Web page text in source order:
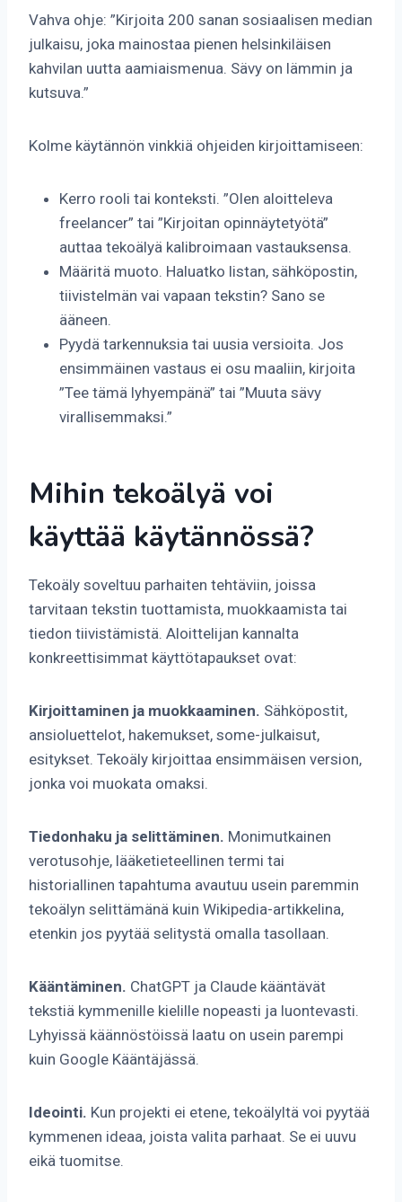
Vahva ohje: ”Kirjoita 200 sanan sosiaalisen median
julkaisu, joka mainostaa pienen helsinkiläisen
kahvilan uutta aamiaismenua. Sävy on lämmin ja
kutsuva.”
Kolme käytännön vinkkiä ohjeiden kirjoittamiseen:
Kerro rooli tai konteksti. ”Olen aloitteleva
freelancer” tai ”Kirjoitan opinnäytetyötä”
auttaa tekoälyä kalibroimaan vastauksensa.
Määritä muoto. Haluatko listan, sähköpostin,
tiivistelmän vai vapaan tekstin? Sano se
ääneen.
Pyydä tarkennuksia tai uusia versioita. Jos
ensimmäinen vastaus ei osu maaliin, kirjoita
”Tee tämä lyhyempänä” tai ”Muuta sävy
virallisemmaksi.”
Mihin tekoälyä voi
käyttää käytännössä?
Tekoäly soveltuu parhaiten tehtäviin, joissa
tarvitaan tekstin tuottamista, muokkaamista tai
tiedon tiivistämistä. Aloittelijan kannalta
konkreettisimmat käyttötapaukset ovat:
Kirjoittaminen ja muokkaaminen. Sähköpostit,
ansioluettelot, hakemukset, some-julkaisut,
esitykset. Tekoäly kirjoittaa ensimmäisen version,
jonka voi muokata omaksi.
Tiedonhaku ja selittäminen. Monimutkainen
verotusohje, lääketieteellinen termi tai
historiallinen tapahtuma avautuu usein paremmin
tekoälyn selittämänä kuin Wikipedia-artikkelina,
etenkin jos pyytää selitystä omalla tasollaan.
Kääntäminen. ChatGPT ja Claude kääntävät
tekstiä kymmenille kielille nopeasti ja luontevasti.
Lyhyissä käännöstöissä laatu on usein parempi
kuin Google Kääntäjässä.
Ideointi. Kun projekti ei etene, tekoälyltä voi pyytää
kymmenen ideaa, joista valita parhaat. Se ei uuvu
eikä tuomitse.